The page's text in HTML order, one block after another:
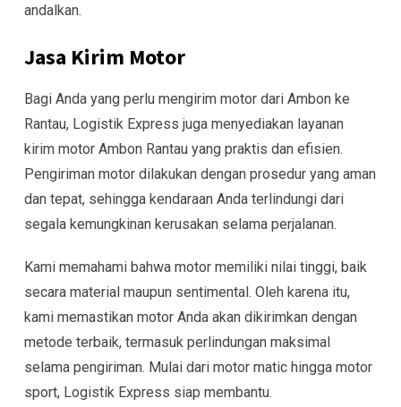
andalkan.
Jasa Kirim Motor
Bagi Anda yang perlu mengirim motor dari Ambon ke
Rantau, Logistik Express juga menyediakan layanan
kirim motor Ambon Rantau yang praktis dan efisien.
Pengiriman motor dilakukan dengan prosedur yang aman
dan tepat, sehingga kendaraan Anda terlindungi dari
segala kemungkinan kerusakan selama perjalanan.
Kami memahami bahwa motor memiliki nilai tinggi, baik
secara material maupun sentimental. Oleh karena itu,
kami memastikan motor Anda akan dikirimkan dengan
metode terbaik, termasuk perlindungan maksimal
selama pengiriman. Mulai dari motor matic hingga motor
sport, Logistik Express siap membantu.